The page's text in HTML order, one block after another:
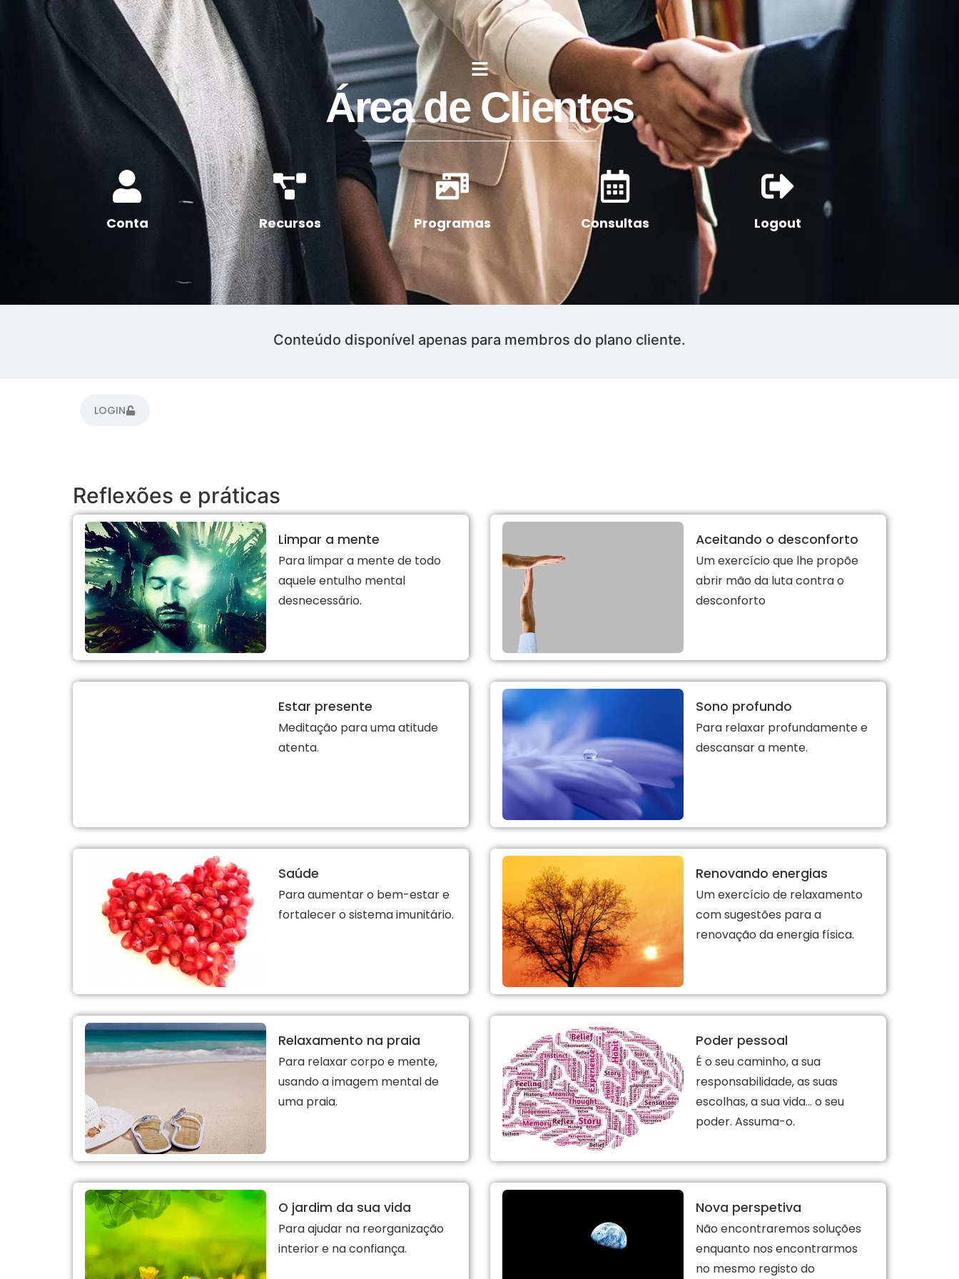
Área de Clientes
Conta Recursos Programas Consultas Logout
Conteúdo disponível apenas para membros do plano cliente.
LOGIN
Reflexões e práticas
Limpar a mente
Para limpar a mente de todo
aquele entulho mental
desnecessário.
Aceitando o desconforto
Um exercício que lhe propõe
abrir mão da luta contra o
desconforto
Estar presente
Meditação para uma atitude
atenta.
Sono profundo
Para relaxar profundamente e
descansar a mente.
Saúde
Para aumentar o bem-estar e
fortalecer o sistema imunitário.
Renovando energias
Um exercício de relaxamento
com sugestões para a
renovação da energia física.
Relaxamento na praia
Para relaxar corpo e mente,
usando a imagem mental de
uma praia.
Poder pessoal
É o seu caminho, a sua
responsabilidade, as suas
escolhas, a sua vida… o seu
poder. Assuma-o.
O jardim da sua vida
Para ajudar na reorganização
interior e na confiança.
Nova perspetiva
Não encontraremos soluções
enquanto nos encontrarmos
no mesmo registo do